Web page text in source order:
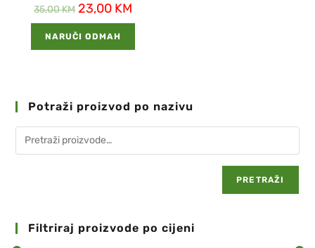
35,00KM 23,00 KM
NARUČI ODMAH
Potraži proizvod po nazivu
PRETRAŽI
Filtriraj proizvode po cijeni